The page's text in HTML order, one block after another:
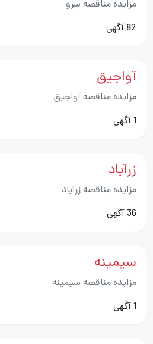
مزایده مناقصه سرو
82 آگهی
آواجیق
مزایده مناقصه آواجیق
1 آگهی
زرآباد
مزایده مناقصه زرآباد
36 آگهی
سیمینه
مزایده مناقصه سیمینه
1 آگهی